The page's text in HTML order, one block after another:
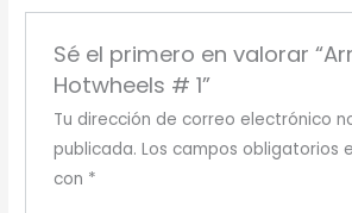
Sé el primero en valorar
Hotwheels # 1”
Tu dirección de correo electrónico
publicada. Los campos obligatorios
con *